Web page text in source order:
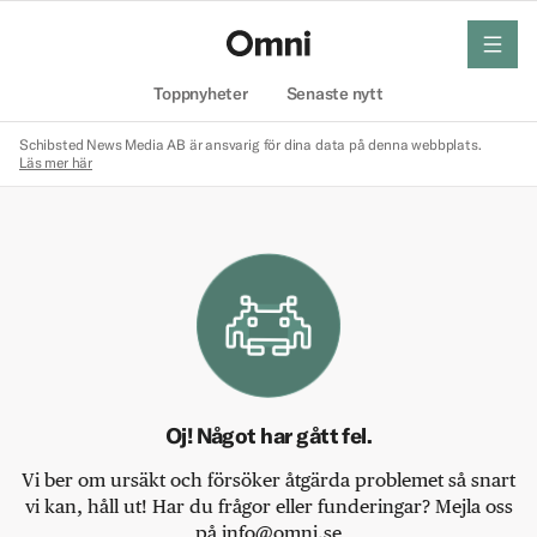
Toppnyheter Senaste nytt
meny
Schibsted News Media AB är ansvarig för dina data på denna webbplats.
Läs mer här
Oj! Något har gått fel.
Vi ber om ursäkt och försöker åtgärda problemet så snart
vi kan, håll ut! Har du frågor eller funderingar? Mejla oss